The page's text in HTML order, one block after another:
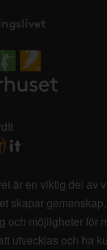
är en viktig del av
skapar gemenskap,
och möjligheter för
utvecklas och ha